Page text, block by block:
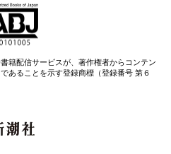
籍配信サービスが、著作権者からコンテン
あることを示す登録商標（登録番号 第６